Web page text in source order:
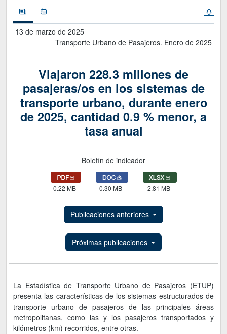
NoticiasCalendario
13 de marzo de 2025
Transporte Urbano de Pasajeros. Enero de 2025
Viajaron 228.3 millones de
pasajeras/os en los sistemas de
transporte urbano, durante enero
de 2025, cantidad 0.9 % menor, a
tasa anual
Boletín de indicador
0.22 MB 0.30 MB 2.81 MB
Publicaciones anteriores
Próximas publicaciones
La Estadística de Transporte Urbano de Pasajeros (ETUP)
presenta las características de los sistemas estructurados de
transporte urbano de pasajeros de las principales áreas
metropolitanas, como las y los pasajeros transportados y
kilómetros (km) recorridos, entre otras.